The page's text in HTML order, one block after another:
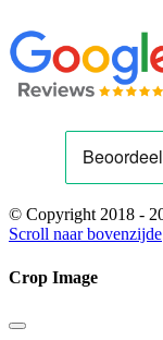
© Copyright 2018 -
Scroll naar bovenzijde
Crop Image